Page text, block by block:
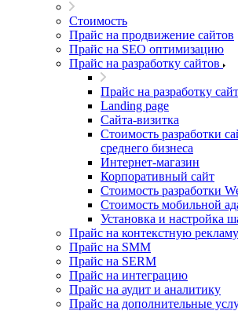
Стоимость
Прайс на продвижение сайтов
Прайс на SEO оптимизацию
Прайс на разработку сайтов
Прайс на разработку
Landing page
Cайта-визитка
Стоимость разработки
среднего бизнеса
Интернет-магазин
Корпоративный сайт
Стоимость разработки
Стоимость мобильной
Установка и настройка
Прайс на контекстную рекламу
Прайс на SMM
Прайс на SERM
Прайс на интеграцию
Прайс на аудит и аналитику
Прайс на дополнительные